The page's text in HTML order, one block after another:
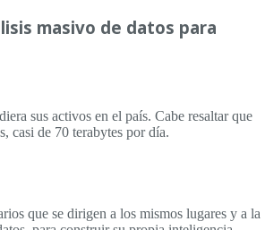
masivo de datos para
sus activos en el país. Cabe resaltar que
casi de 70 terabytes por día.
que se dirigen a los mismos lugares y a la